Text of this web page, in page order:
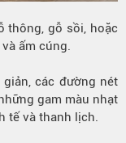
thông, gỗ sồi, hoặc
ấm cúng.
các đường nét
gam màu nhạt
tế và thanh lịch.